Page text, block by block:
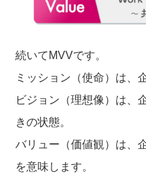
続いてMVVです。
ミッション（使命）は、
ビジョン（理想像）は、
きの状態。
バリュー（価値観）は、
を意味します。